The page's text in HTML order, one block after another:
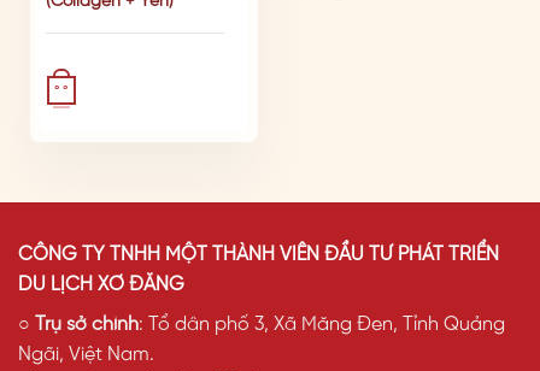
° °
CÔNG TY TNHH MỘT THÀNH VIÊN ĐẦU TƯ PHÁT TRIỂN
DU LỊCH XƠ ĐĂNG
○
Trụ sở chính: Tổ dân phố 3, Xã Măng Đen, Tỉnh Quảng
Ngãi, Việt Nam.